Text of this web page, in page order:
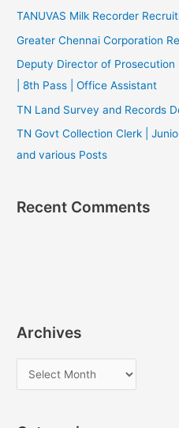
TANUVAS Milk Recorder
Greater Chennai Corporation
Deputy Director of
| 8th Pass | Office Assistant
TN Land Survey and Records
TN Govt Collection Clerk |
and various Posts
Recent Comments
Archives
r